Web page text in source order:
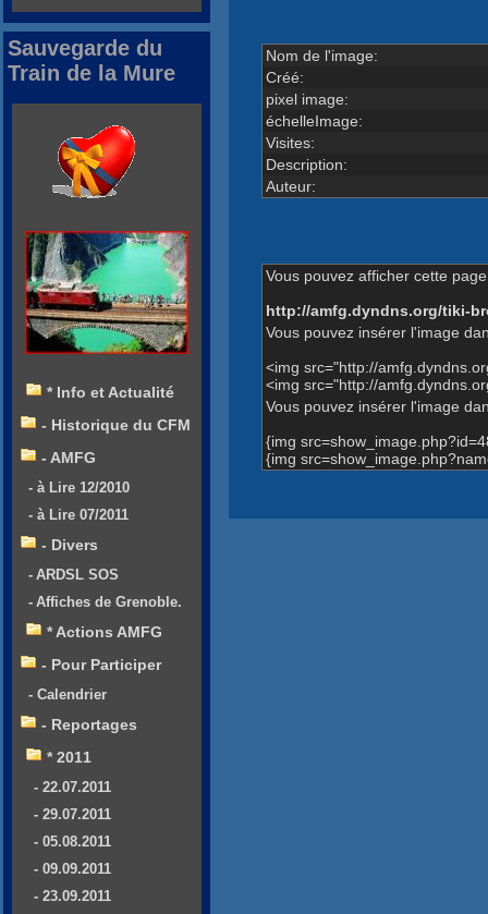
Nom de l'image:
Créé:
pixel image:
échelleImage:
Visites:
Description:
Auteur:
Vous pouvez afficher cette
http://amfg.dyndns.org/tiki-
Vous pouvez insérer l'image
<img src="http://
<img src="http://
Vous pouvez insérer l'image
{img
{img
Sauvegarde du
Train de la Mure
* Info et Actualité
- Historique du CFM
- AMFG
- à Lire 12/2010
- à Lire 07/2011
- Divers
- ARDSL SOS
- Affiches de Grenoble.
* Actions AMFG
- Pour Participer
- Calendrier
- Reportages
* 2011
- 22.07.2011
- 29.07.2011
- 05.08.2011
- 09.09.2011
- 23.09.2011